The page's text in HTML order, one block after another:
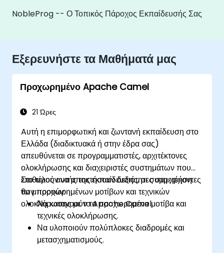
NobleProg -- Ο Τοπικός Πάροχος Εκπαίδευσής Σας
Εξερευνήστε τα Μαθήματά μας
Προχωρημένο Apache Camel
21 Ώρες
Aυτή η επιμορφωτική και ζωντανή εκπαίδευση στο
Ελλάδα (διαδικτυακά ή στην έδρα σας)
απευθύνεται σε προγραμματιστές, αρχιτέκτονες
ολοκλήρωσης και διαχειριστές συστημάτων που
επιθυμούν να αποκτήσουν δεξιότητες στη χρήση
των προχωρημένων μοτίβων και τεχνικών
ολοκλήρωσης με το Apache Camel.
Στο τέλος αυτής της εκπαίδευσης, οι συμμετέχοντες
θα μπορούν:
Να κατανοούν τα προχωρημένα μοτίβα και
τεχνικές ολοκλήρωσης.
Να υλοποιούν πολύπλοκες διαδρομές και
μετασχηματισμούς.